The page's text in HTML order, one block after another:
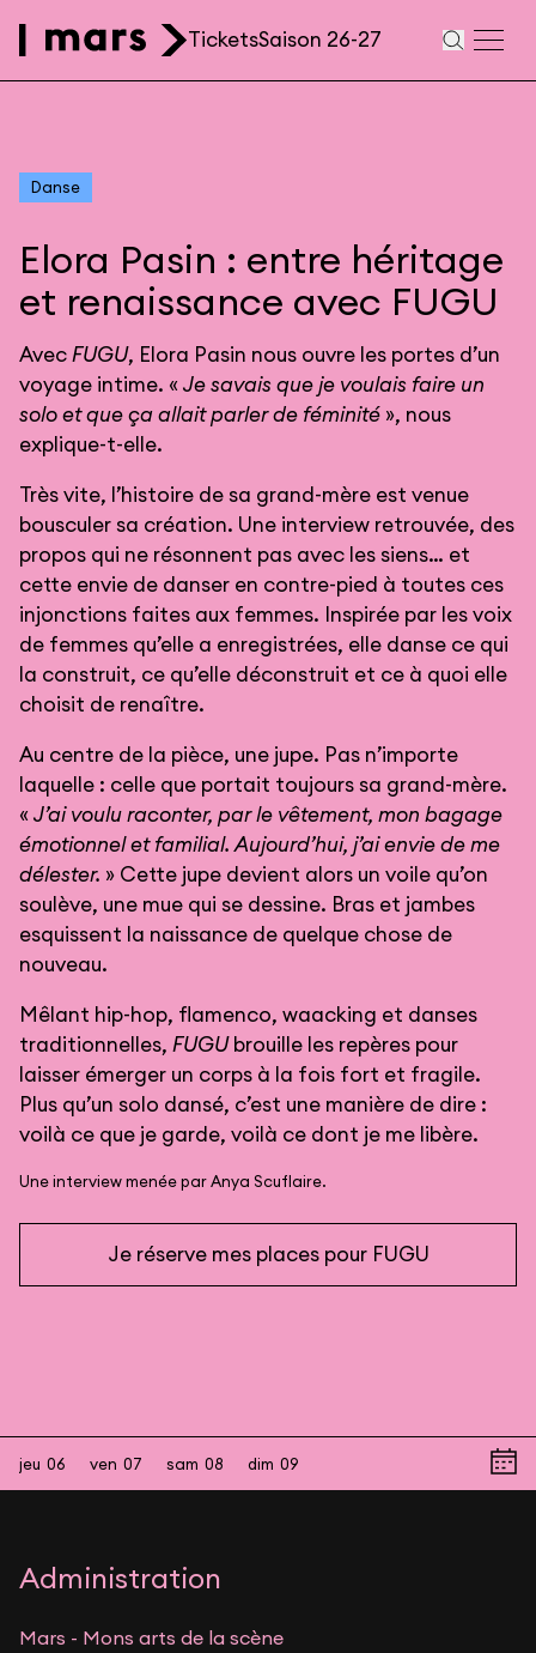
Navigation
TicketsSaison 26-27
Danse
Elora Pasin : entre héritage
et renaissance avec FUGU
AvecFUGU, Elora Pasin nous ouvre les portes d’un
voyage intime. «Je savais que je voulais faire un
solo et que ça allait parler de féminité », nous
explique-t-elle.
Très vite, l’histoire de sa grand-mère est venue
bousculer sa création. Une interview retrouvée, des
propos qui ne résonnent pas avec les siens… et
cette envie de danser en contre-pied à toutes ces
injonctions faites aux femmes. Inspirée par les voix
de femmes qu’elle a enregistrées, elle danse ce qui
la construit, ce qu’elle déconstruit et ce à quoi elle
choisit de renaître.
Au centre de la pièce, une jupe. Pas n’importe
laquelle : celle que portait toujours sa grand-mère.
«J’ai voulu raconter, par le vêtement, mon bagage
émotionnel et familial. Aujourd’hui, j’ai envie de me
délester. » Cette jupe devient alors un voile qu’on
soulève, une mue qui se dessine. Bras et jambes
esquissent la naissance de quelque chose de
nouveau.
Mêlant hip-hop, flamenco, waacking et danses
traditionnelles, FUGUbrouille les repères pour
laisser émerger un corps à la fois fort et fragile.
Plus qu’un solo dansé, c’est une manière de dire :
voilà ce que je garde, voilà ce dont je me libère.
Une interview menée par Anya Scuflaire.
Je réserve mes places pour FUGU
jeu 06 ven 07 sam 08 dim 09
Administration
Mars - Mons arts de la scène